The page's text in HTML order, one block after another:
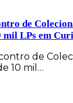
de
mil LPs em
de
10 mil…